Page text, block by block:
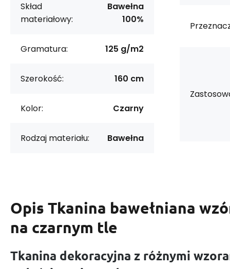
Skład
materiałowy:
Bawełna
100%
Gramatura: 125 g/m2
Szerokość: 160 cm
Kolor: Czarny
Rodzaj materiału: Bawełna
Opis Tkanina bawełniana
na czarnym tle
Tkanina dekoracyjna z różnymi